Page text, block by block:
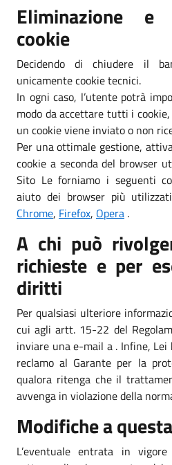
Eliminazione
cookie
Decidendo di chiudere il
unicamente cookie tecnici.
In ogni caso, l’utente potrà
modo da accettare tutti i
un cookie viene inviato o non
Per una ottimale gestione,
cookie a seconda del browser
Sito Le forniamo i seguenti
aiuto dei browser più
Chrome, Firefox, Opera .
A chi può
richieste e per
diritti
Per qualsiasi ulteriore
cui agli artt. 15-22 del
inviare una e-mail a . Infine,
reclamo al Garante per la
qualora ritenga che il
avvenga in violazione della
Modifiche a
L’eventuale entrata in